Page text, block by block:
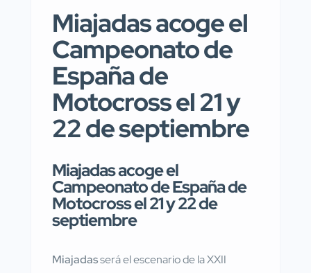
Miajadas acoge el
Campeonato de
España de
Motocross el 21 y
22 de septiembre
Miajadas acoge el
Campeonato de España de
Motocross el 21 y 22 de
septiembre
Miajadasserá el escenario de la XXII